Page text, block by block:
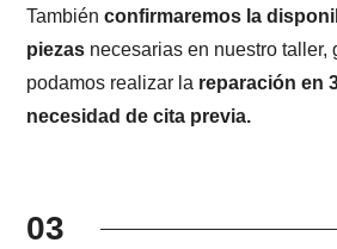
Tambiénconfirmaremos la
piezas necesarias en nuestro taller,
podamos realizar la reparación en
necesidad de cita previa.
03